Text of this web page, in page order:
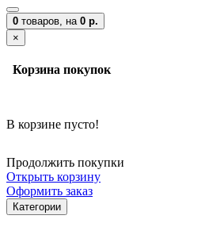
0 товаров, на 0 р.
×
Корзина покупок
В корзине пусто!
Продолжить покупки
Открыть корзину
Оформить заказ
Категории